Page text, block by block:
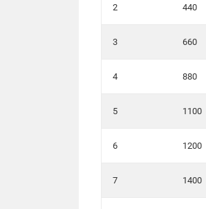
2 440
3 660
4 880
5 1100
6 1200
7 1400